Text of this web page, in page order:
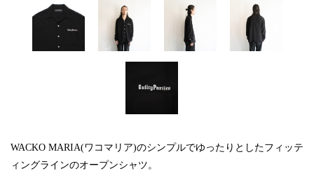
WACKO MARIA(ワコマリア)のシンプルでゆったりとしたフィッテ
ィングラインのオープンシャツ。